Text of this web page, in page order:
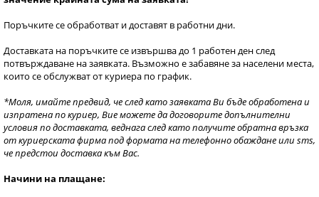
Поръчките се обработват и доставят в работни дни.
Доставката на поръчките се извършва до 1 работен ден след
потвърждаване на заявката. Възможно е забавяне за населени места,
които се обслужват от куриера по график.
*Моля, имайте предвид, че след като заявката Ви бъде обработена и
изпратена по куриер, Вие можете да договорите допълнителни
условия по доставката, веднага след като получите обратна връзка
от куриерската фирма под формата на телефонно обаждане или sms,
че предстои доставка към Вас.
Начини на плащане: